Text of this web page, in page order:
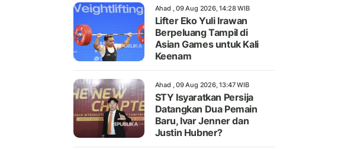
Ahad , 09 Aug 2026, 14:28 WIB
Lifter Eko Yuli Irawan
Berpeluang Tampil di
Asian Games untuk Kali
Keenam
Ahad , 09 Aug 2026, 13:47 WIB
STY Isyaratkan Persija
Datangkan Dua Pemain
Baru, Ivar Jenner dan
Justin Hubner?